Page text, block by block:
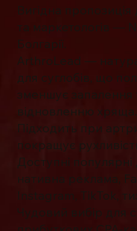
Вигідна пропозиція
та маркетологів —
Болгарії.
ArthroLead —
для суглобів, що
зменшує запалення
відновленню хряща.
Підходить при
покращує
Доступні
нативна реклама,
Instagram, TikTok,
Чудовий вибір для